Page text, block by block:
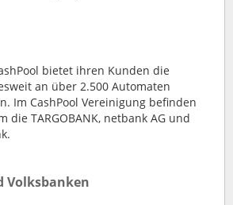
bietet ihren Kunden die
an über 2.500 Automaten
Im CashPool Vereinigung befinden
die TARGOBANK, netbank AG und
Volksbanken